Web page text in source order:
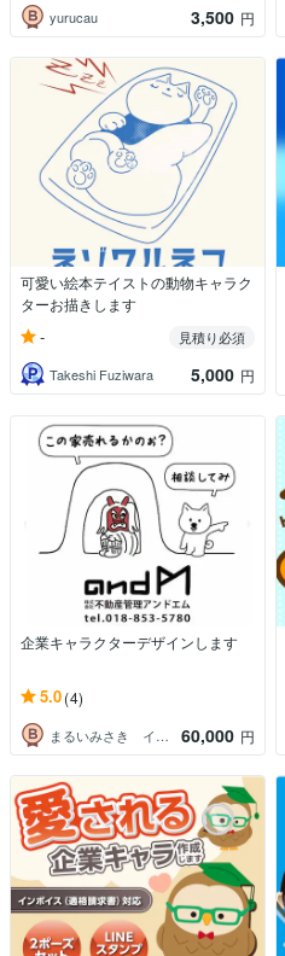
yurucau 3,500 円
可愛い絵本テイストの動物キャラク
ターお描きします
-
見積り必須
Takeshi Fuziwara
5,000 円
企業キャラクターデザインします
5.0(4)
まるいみさき イラストレーター 60,000 円